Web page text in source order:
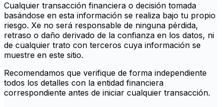
Cualquier transacción financiera o decisión tomada
basándose en esta información se realiza bajo tu propio
riesgo. Xe no será responsable de ninguna pérdida,
retraso o daño derivado de la confianza en los datos, ni
de cualquier trato con terceros cuya información se
muestre en este sitio.
Recomendamos que verifique de forma independiente
todos los detalles con la entidad financiera
correspondiente antes de iniciar cualquier transacción.